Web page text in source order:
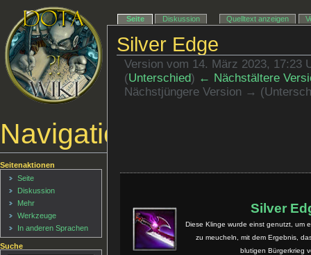
Silver Edge
Version vom 14. März 2023, 17:23
(Unterschied) ← Nächstältere
Nächstjüngere Version →
Silver
Diese Klinge wurde einst genutzt, um
zu meucheln, mit dem Ergebnis,
blutigen Bürgerkrieg
Navigationsmenü
Seite Diskussion Quelltext anzeigen
Seitenaktionen
Seite
Diskussion
Mehr
Werkzeuge
In anderen Sprachen
Suche